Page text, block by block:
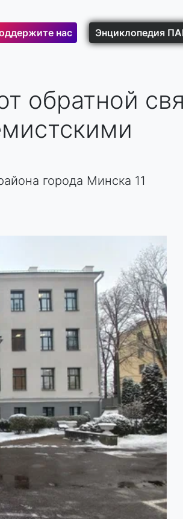
нас Энциклопедия
обратной
города Минска 11